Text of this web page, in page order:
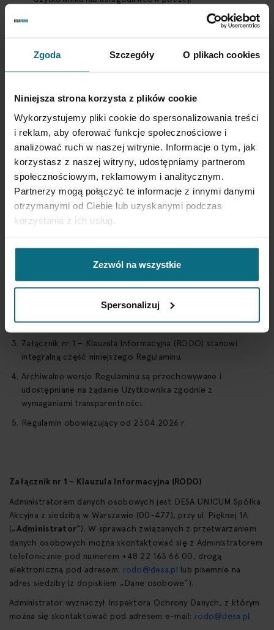
Zgoda Szczegóły O plikach cookies
Niniejsza strona korzysta z plików cookie
Wykorzystujemy pliki cookie do spersonalizowania treści
i reklam, aby oferować funkcje społecznościowe i
analizować ruch w naszej witrynie. Informacje o tym, jak
korzystasz z naszej witryny, udostępniamy partnerom
społecznościowym, reklamowym i analitycznym.
Partnerzy mogą połączyć te informacje z innymi danymi
otrzymanymi od Ciebie lub uzyskanymi podczas
korzystania z ich usług.
Zezwól na wszystkie
Spersonalizuj
9. ZMIANA REGULAMINU
przyczyn, w szczególności:
zmiany przepisów prawa,
z zaleceniami właściwych organów.
O zmianie Regulaminu Użytkownik zostanie powiadomiony na
adres e-mail co najmniej
14 dni przed jej wejściem w życie
Dalsze korzystanie z Usługi Newsletter po dacie wejścia
zmian w życie oznacza akceptację nowej treści Regulaminu.
Jeżeli Użytkownik nie akceptuje zmian, może wypowiedzieć
umowę o świadczenie usługi Newsletter ze skutkiem
obowiązujące przepisy prawa.
Regulamin wchodzi w życie z dniem jego publikacji na stronie
internetowej DESA.
Załącznik nr 1 – Klauzula Informacyjna (RODO) stanowi
integralną część niniejszego Regulaminu.
Archiwalne wersje Regulaminu są przechowywane i
udostępniane na żądanie Użytkownika zgodnie z
wymaganiami transparentności.
Regulamin obowiązujący od 23.04.2026 r.
Załącznik nr 1 – Klauzula Informacyjna (RODO)
Administratorem danych osobowych jest DESA UNICUM Spółka
Akcyjna z siedzibą w Warszawie (00-477), przy ul. Pięknej 1A
(„Administrator”). W sprawach związanych z przetwarzaniem
danych osobowych można skontaktować się z Administratorem
telefonicznie pod numerem +48 22 163 66 00, drogą
elektroniczną pod adresem: rodo@desa.pl lub pisemnie na
adres siedziby (z dopiskiem „Dane osobowe”).
Administrator wyznaczył Inspektora Ochrony Danych, z którym
można się skontaktować pod adresem e-mail: rodo@desa.pl.